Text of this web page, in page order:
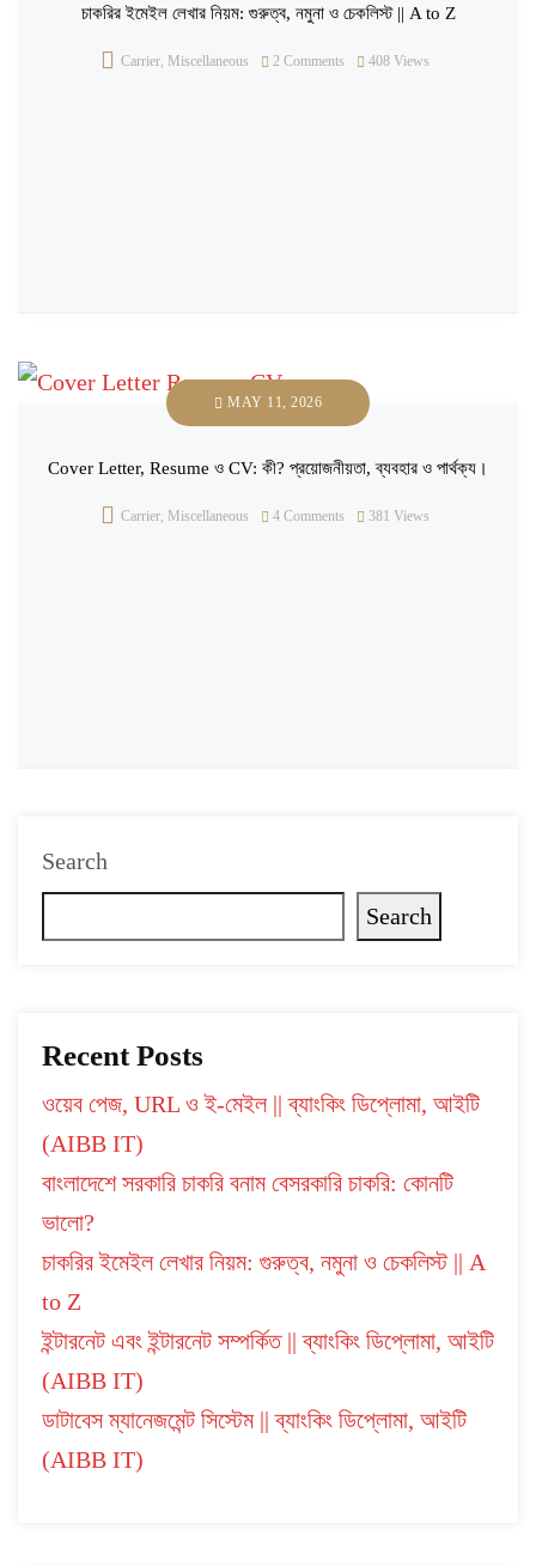
চাকরির ইমেইল লেখার নিয়ম: গুরুত্ব, নমুনা ও চেকলিস্ট || A to Z
Carrier, Miscellaneous 2 Comments 408 Views
MAY 11, 2026
Cover Letter, Resume ও CV: কী? প্রয়োজনীয়তা, ব্যবহার ও পার্থক্য।
Carrier, Miscellaneous 4 Comments 381 Views
Search
Search
Recent Posts
ওয়েব পেজ, URL ও ই-মেইল || ব্যাংকিং ডিপ্লোমা, আইটি
(AIBB IT)
বাংলাদেশে সরকারি চাকরি বনাম বেসরকারি চাকরি: কোনটি
ভালো?
চাকরির ইমেইল লেখার নিয়ম: গুরুত্ব, নমুনা ও চেকলিস্ট || A
to Z
ইন্টারনেট এবং ইন্টারনেট সম্পর্কিত || ব্যাংকিং ডিপ্লোমা, আইটি
(AIBB IT)
ডাটাবেস ম্যানেজমেন্ট সিস্টেম || ব্যাংকিং ডিপ্লোমা, আইটি
(AIBB IT)